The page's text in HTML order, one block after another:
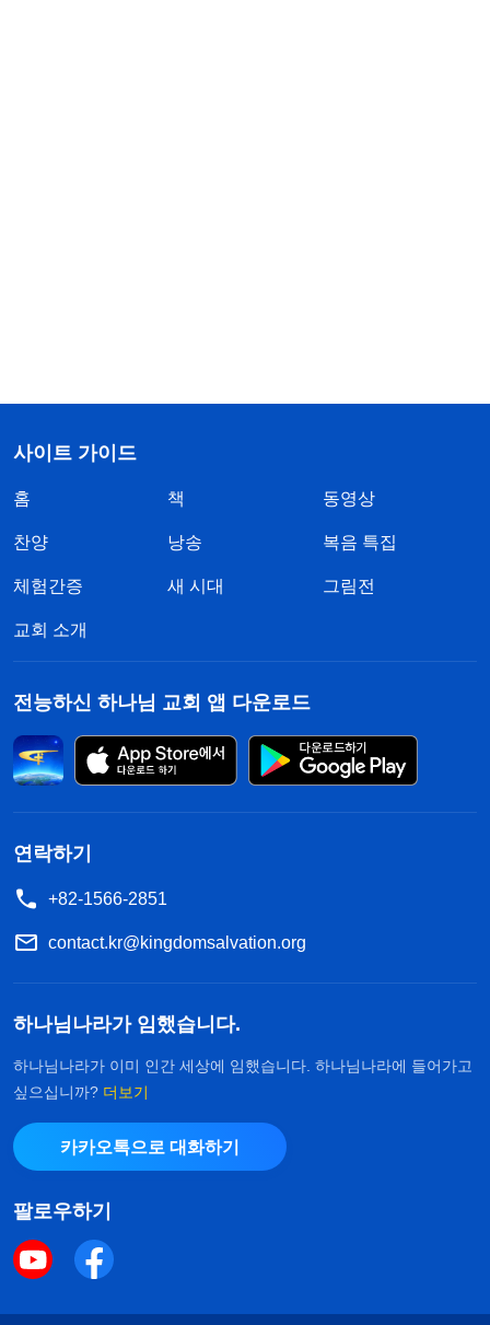
사이트 가이드
홈 책 동영상
찬양 낭송 복음 특집
체험간증 새 시대 그림전
교회 소개
전능하신 하나님 교회 앱 다운로드
연락하기
+82-1566-2851
contact.kr@kingdomsalvation.org
하나님나라가 임했습니다.
하나님나라가 이미 인간 세상에 임했습니다. 하나님나라에 들어가고
싶으십니까? 더보기
카카오톡으로 대화하기
팔로우하기